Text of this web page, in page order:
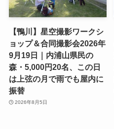
【鴨川】星空撮影ワークシ
ョップ＆合同撮影会2026年
9月19日｜内浦山県民の
森・5,000円20名、この日
は上弦の月で雨でも屋内に
振替
2026年8月5日